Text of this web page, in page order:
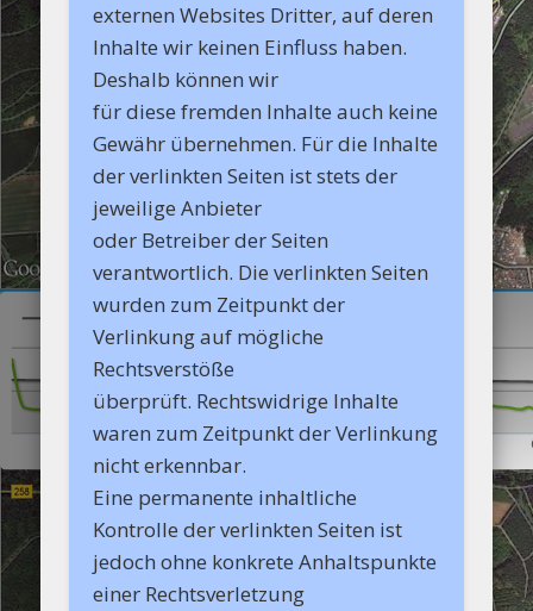
externen Websites Dritter, auf deren
Inhalte wir keinen Einfluss haben.
Deshalb können wir
für diese fremden Inhalte auch keine
Gewähr übernehmen. Für die Inhalte
der verlinkten Seiten ist stets der
jeweilige Anbieter
oder Betreiber der Seiten
verantwortlich. Die verlinkten Seiten
wurden zum Zeitpunkt der
Verlinkung auf mögliche
Rechtsverstöße
überprüft. Rechtswidrige Inhalte
waren zum Zeitpunkt der Verlinkung
nicht erkennbar.
Eine permanente inhaltliche
Kontrolle der verlinkten Seiten ist
jedoch ohne konkrete Anhaltspunkte
einer Rechtsverletzung